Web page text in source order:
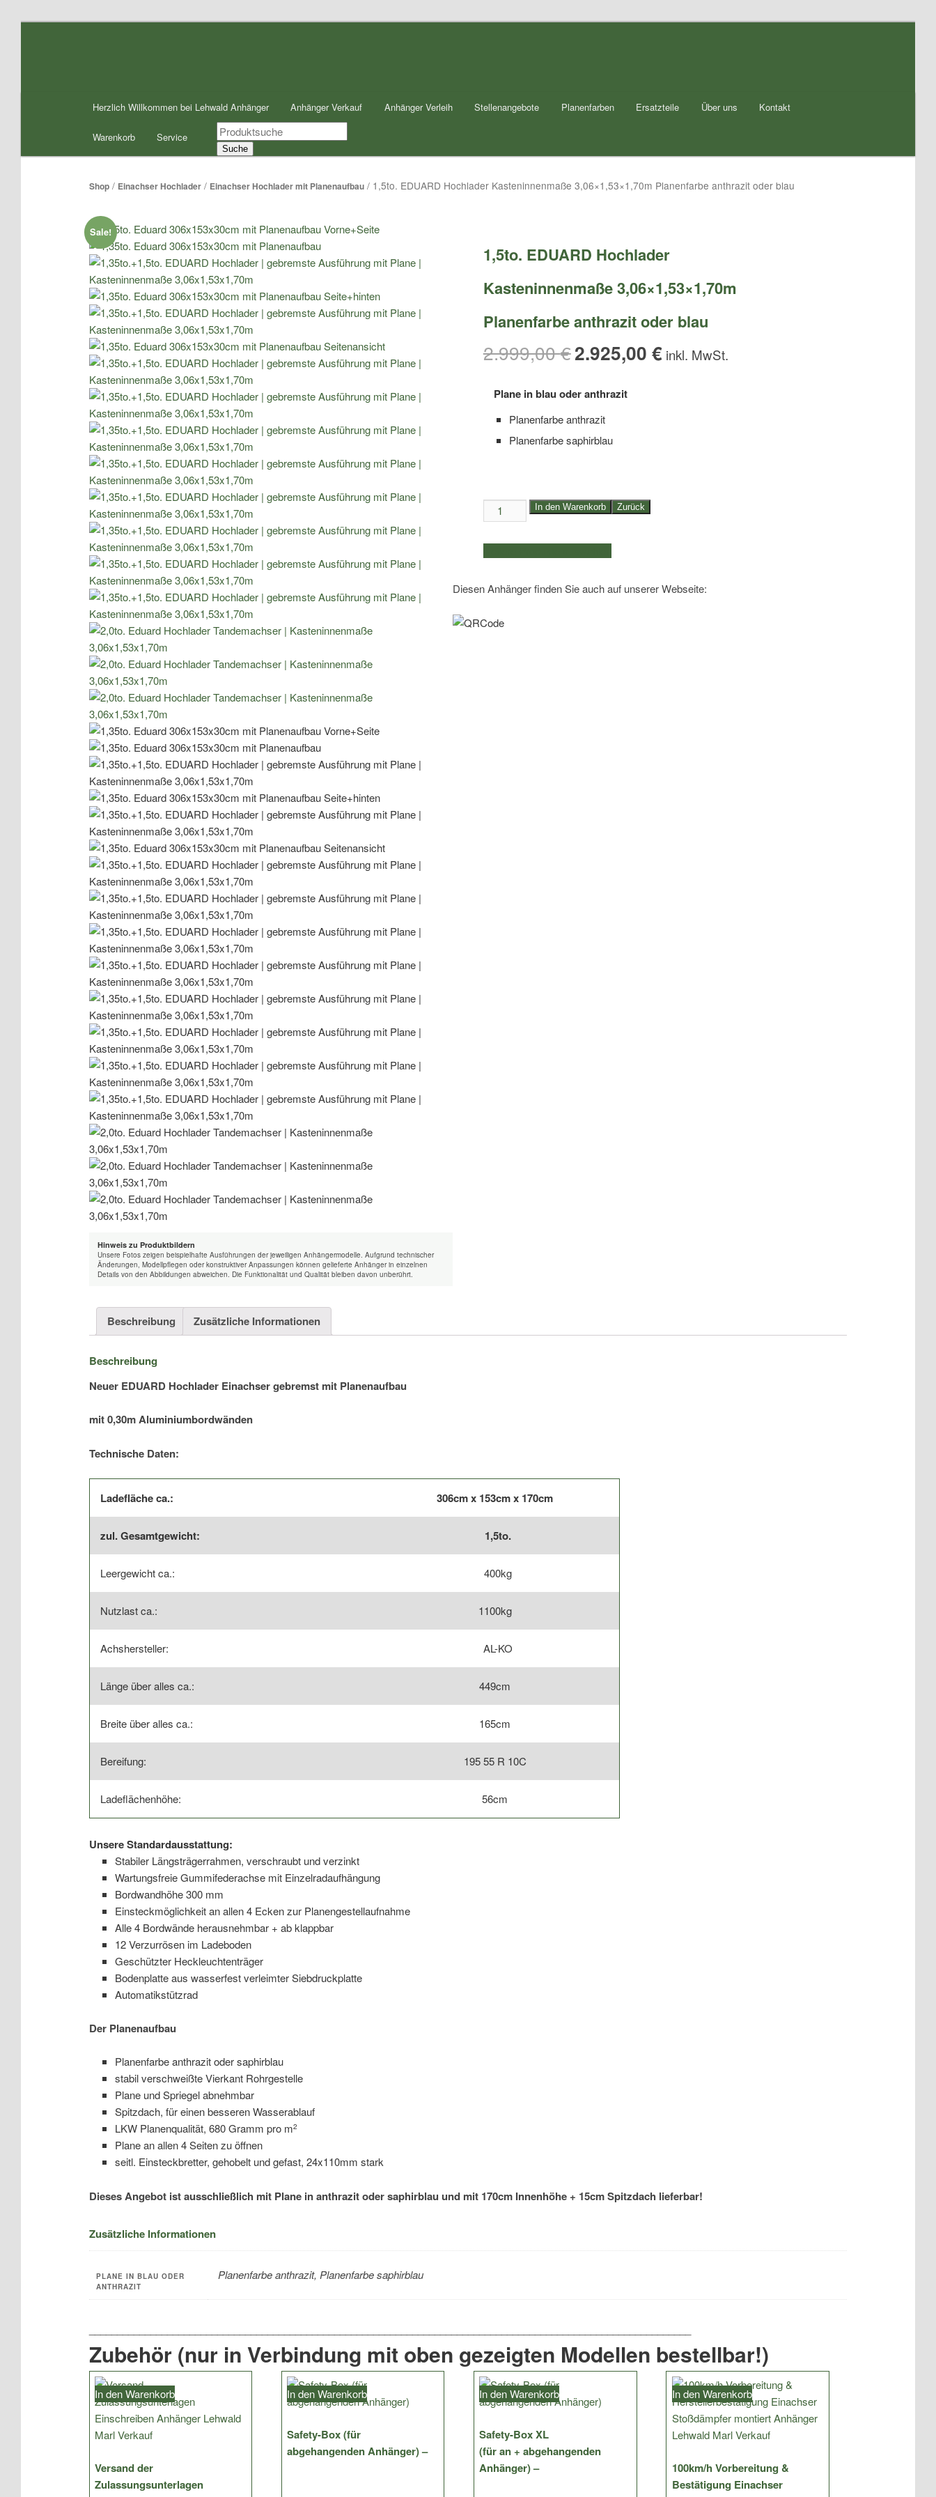
Herzlich Willkommen bei Lehwald Anhänger Anhänger Verkauf Anhänger Verleih Stellenangebote Planenfarben Ersatzteile Über uns Kontakt
Warenkorb Service
Products
search
Suche
Shop/ Einachser Hochlader/ Einachser Hochlader mit Planenaufbau/ 1,5to. EDUARD Hochlader Kasteninnenmaße 3,06×1,53×1,70m Planenfarbe anthrazit oder blau
Sale!
Hinweis zu Produktbildern
Unsere Fotos zeigen beispielhafte Ausführungen der jeweiligen Anhängermodelle. Aufgrund technischer
Änderungen, Modellpflegen oder konstruktiver Anpassungen können gelieferte Anhänger in einzelnen
Details von den Abbildungen abweichen. Die Funktionalität und Qualität bleiben davon unberührt.
1,5to. EDUARD Hochlader
Kasteninnenmaße 3,06×1,53×1,70m
Planenfarbe anthrazit oder blau
2.999,00€2.925,00 €
Plane in blau oder anthrazit
Planenfarbe anthrazit
Planenfarbe saphirblau
1,5to.
EDUARD
Hochlader
|
3,06x1,53x1,70m
Planenfarbe
In den Warenkorb Zurück
Diesen Anhänger finden Sie auch auf unserer Webseite:
Beschreibung Zusätzliche Informationen
Beschreibung
Neuer EDUARD Hochlader Einachser gebremst mit Planenaufbau
mit 0,30m Aluminiumbordwänden
Technische Daten:
Ladefläche ca.: 306cm x 153cm x 170cm
zul. Gesamtgewicht: 1,5to.
Leergewicht ca.: 400kg
Nutzlast ca.: 1100kg
Achshersteller: AL-KO
Länge über alles ca.: 449cm
Breite über alles ca.: 165cm
Bereifung: 195 55 R 10C
Ladeflächenhöhe: 56cm
Unsere Standardausstattung:
Stabiler Längsträgerrahmen, verschraubt und verzinkt
Wartungsfreie Gummifederachse mit Einzelradaufhängung
Bordwandhöhe 300 mm
Einsteckmöglichkeit an allen 4 Ecken zur Planengestellaufnahme
Alle 4 Bordwände herausnehmbar + ab klappbar
12 Verzurrösen im Ladeboden
Geschützter Heckleuchtenträger
Bodenplatte aus wasserfest verleimter Siebdruckplatte
Automatikstützrad
Der Planenaufbau
Planenfarbe anthrazit oder saphirblau
stabil verschweißte Vierkant Rohrgestelle
Plane und Spriegel abnehmbar
Spitzdach, für einen besseren Wasserablauf
LKW Planenqualität, 680 Gramm pro m2
Plane an allen 4 Seiten zu öffnen
seitl. Einsteckbretter, gehobelt und gefast, 24x110mm stark
Dieses Angebot ist ausschließlich mit Plane in anthrazit oder saphirblau und mit 170cm Innenhöhe + 15cm Spitzdach lieferbar!
Zusätzliche Informationen
PLANE IN BLAU ODER
ANTHRAZIT
Planenfarbe anthrazit, Planenfarbe saphirblau
Zubehör (nur in Verbindung mit oben gezeigten Modellen bestellbar!)
Versand der
Zulassungsunterlagen
In den Warenkorb
Safety-Box (für
abgehangenden Anhänger) –
In den Warenkorb
Safety-Box XL
(für an + abgehangenden
Anhänger) –
In den Warenkorb
100km/h Vorbereitung &
Bestätigung Einachser
In den Warenkorb